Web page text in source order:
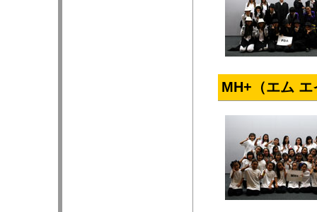
MH+（エム